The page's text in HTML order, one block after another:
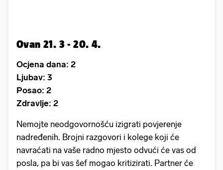
Ovan 21. 3 - 20. 4.
Ocjena dana: 2
Ljubav: 3
Posao: 2
Zdravlje: 2
Nemojte neodgovornošću izigrati povjerenje
nadređenih. Brojni razgovori i kolege koji će
navraćati na vaše radno mjesto odvući će vas od
posla, pa bi vas šef mogao kritizirati. Partner će